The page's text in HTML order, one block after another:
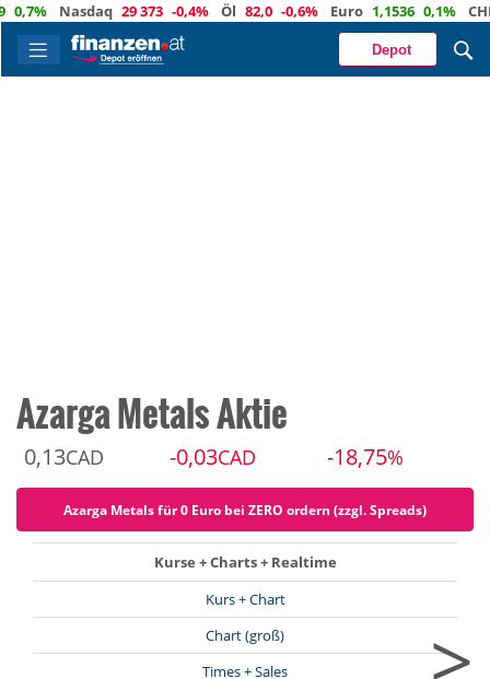
Nasdaq 29 373 -0,4% Öl 82,0 -0,6% Euro 1,1536 0,1% CHF
Depot
Azarga Metals Aktie
0,13CAD -0,03CAD -18,75%
Azarga Metals für 0 Euro bei ZERO ordern (zzgl. Spreads)
Kurse + Charts + Realtime
Kurs + Chart
Chart (groß)
Times + Sales